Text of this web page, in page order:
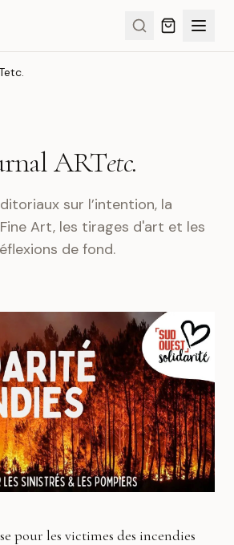
ARTetc.
sur l’intention, la
Art, les tirages d'art et les
de fond.
pour les victimes des incendies